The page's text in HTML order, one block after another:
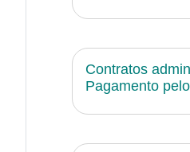
Contratos
Pagamento